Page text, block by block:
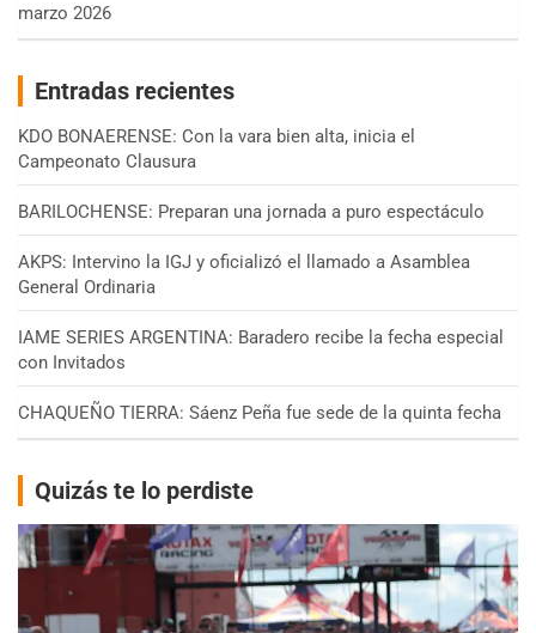
marzo 2026
Entradas recientes
KDO BONAERENSE: Con la vara bien alta, inicia el
Campeonato Clausura
BARILOCHENSE: Preparan una jornada a puro espectáculo
AKPS: Intervino la IGJ y oficializó el llamado a Asamblea
General Ordinaria
IAME SERIES ARGENTINA: Baradero recibe la fecha especial
con Invitados
CHAQUEÑO TIERRA: Sáenz Peña fue sede de la quinta fecha
Quizás te lo perdiste